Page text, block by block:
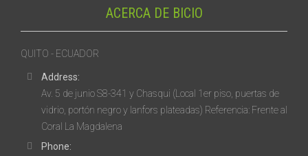
ACERCA DE BICIO
QUITO - ECUADOR
Address:
Av. 5 de junio S8-341 y Chasqui (Local 1er piso, puertas de
vidrio, portón negro y lanfors plateadas) Referencia: Frente al
Coral La Magdalena
Phone: